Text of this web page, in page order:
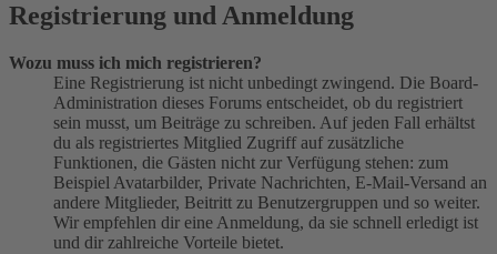
Registrierung und Anmeldung
Wozu muss ich mich registrieren?
Eine Registrierung ist nicht unbedingt zwingend. Die Board-
Administration dieses Forums entscheidet, ob du registriert
sein musst, um Beiträge zu schreiben. Auf jeden Fall erhältst
du als registriertes Mitglied Zugriff auf zusätzliche
Funktionen, die Gästen nicht zur Verfügung stehen: zum
Beispiel Avatarbilder, Private Nachrichten, E-Mail-Versand an
andere Mitglieder, Beitritt zu Benutzergruppen und so weiter.
Wir empfehlen dir eine Anmeldung, da sie schnell erledigt ist
und dir zahlreiche Vorteile bietet.